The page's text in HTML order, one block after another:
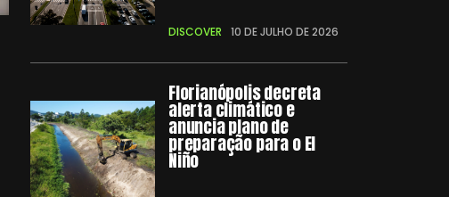
DISCOVER 10 DE JULHO DE 2026
Florianópolis decreta
alerta climático e
anuncia plano de
preparação para o El
Niño